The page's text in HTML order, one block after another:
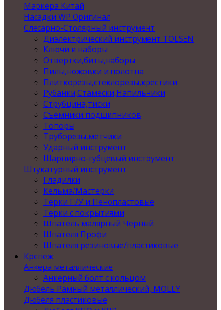
Маркера Китай
Насадки WP Оригинал
Слесарно-Столярный инструмент
Диэлектрический инструмент TOLSEN
Ключи и наборы
Отвертки,биты,наборы
Пилы,ножовки и полотна
Плиткорезы,стеклорезы,крестики
Рубанки,Стамески,Напильники
Струбцина,тиски
Съемники подшипников
Топоры
Труборезы,метчики
Ударный инструмент
Шарнирно-губцевый инструмент
Штукатурный инструмент
Гладилки
Кельма/Мастерки
Терки П/У и Пенопластовые
Терки с покрытиями
Шпатель малярный Черный
Шпателя Профи
Шпателя резиновые/пластиковые
Крепеж
Анкера металлические
Анкерный болт с кольцом
Дюбель Рамный металлический, MOLLY
Дюбеля пластиковые